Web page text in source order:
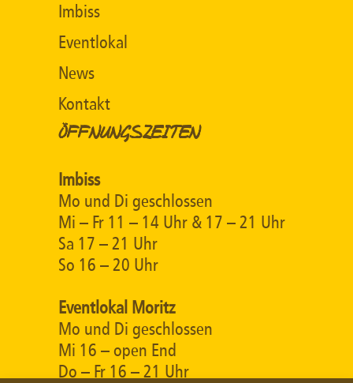
Imbiss
Eventlokal
News
Kontakt
ÖFFNUNGSZEITEN
Imbiss
Mo und Di geschlossen
Mi – Fr 11 – 14 Uhr & 17 – 21 Uhr
Sa 17 – 21 Uhr
So 16 – 20 Uhr
Eventlokal Moritz
Mo und Di geschlossen
Mi 16 – open End
Do – Fr 16 – 21 Uhr